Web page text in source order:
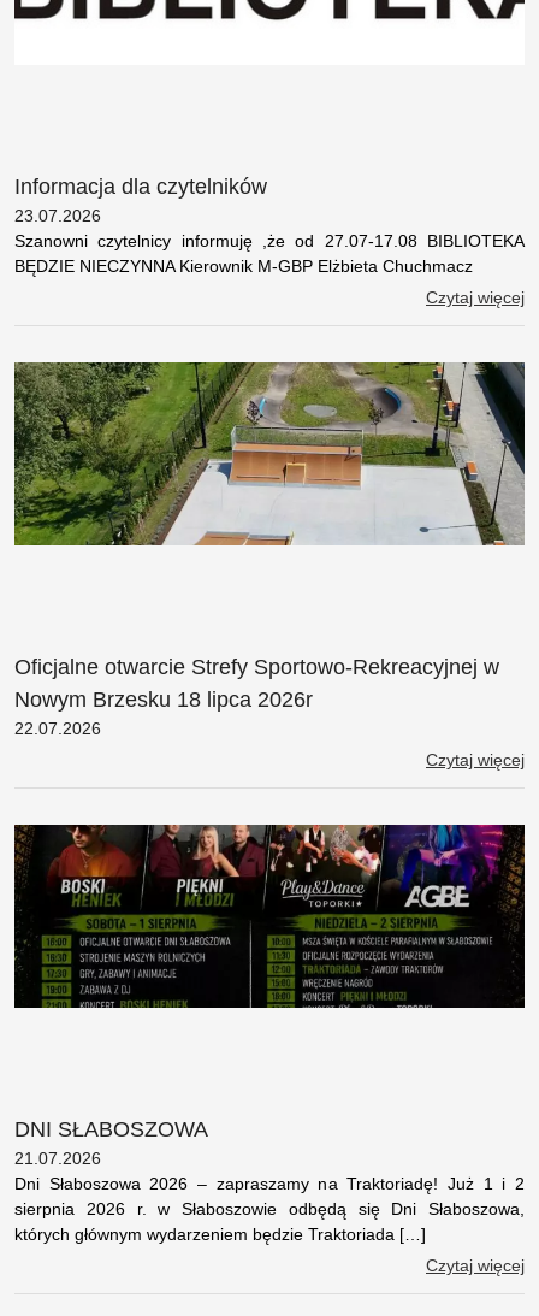
Informacja dla czytelników
23.07.2026
Szanowni czytelnicy informuję ,że od 27.07-17.08 BIBLIOTEKA
BĘDZIE NIECZYNNA Kierownik M-GBP Elżbieta Chuchmacz
Czytaj więcej
Oficjalne otwarcie Strefy Sportowo-Rekreacyjnej w
Nowym Brzesku 18 lipca 2026r
22.07.2026
Czytaj więcej
DNI SŁABOSZOWA
21.07.2026
Dni Słaboszowa 2026 – zapraszamy na Traktoriadę! Już 1 i 2
sierpnia 2026 r. w Słaboszowie odbędą się Dni Słaboszowa,
których głównym wydarzeniem będzie Traktoriada […]
Czytaj więcej